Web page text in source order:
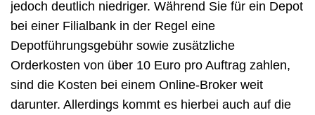
jedoch deutlich niedriger. Während Sie für ein Depot
bei einer Filialbank in der Regel eine
Depotführungsgebühr sowie zusätzliche
Orderkosten von über 10 Euro pro Auftrag zahlen,
sind die Kosten bei einem Online-Broker weit
darunter. Allerdings kommt es hierbei auch auf die